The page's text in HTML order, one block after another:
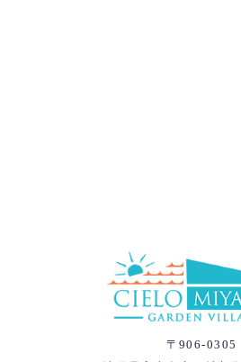
〒906-0305